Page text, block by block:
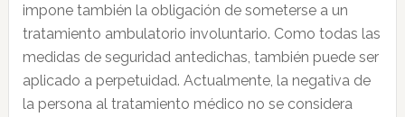
impone también la obligación de someterse a un
tratamiento ambulatorio involuntario. Como todas las
medidas de seguridad antedichas, también puede ser
aplicado a perpetuidad. Actualmente, la negativa de
la persona al tratamiento médico no se considera